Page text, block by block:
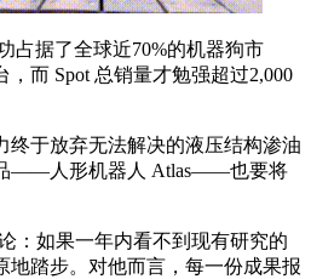
据了全球近70%的机器狗市
而 Spot 总销量才勉强超过2,000
于放弃无法解决的液压结构渗油
——人形机器人 Atlas——也要将
如果一年内看不到现有研究的
地踏步。对他而言，每一份成果报